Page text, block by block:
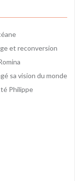
et reconversion
sa vision du monde
Philippe